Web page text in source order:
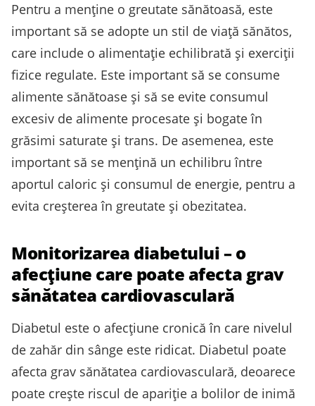
Pentru a menține o greutate sănătoasă, este
important să se adopte un stil de viață sănătos,
care include o alimentație echilibrată și exerciții
fizice regulate. Este important să se consume
alimente sănătoase și să se evite consumul
excesiv de alimente procesate și bogate în
grăsimi saturate și trans. De asemenea, este
important să se mențină un echilibru între
aportul caloric și consumul de energie, pentru a
evita creșterea în greutate și obezitatea.
Monitorizarea diabetului – o
afecțiune care poate afecta grav
sănătatea cardiovasculară
Diabetul este o afecțiune cronică în care nivelul
de zahăr din sânge este ridicat. Diabetul poate
afecta grav sănătatea cardiovasculară, deoarece
poate crește riscul de apariție a bolilor de inimă